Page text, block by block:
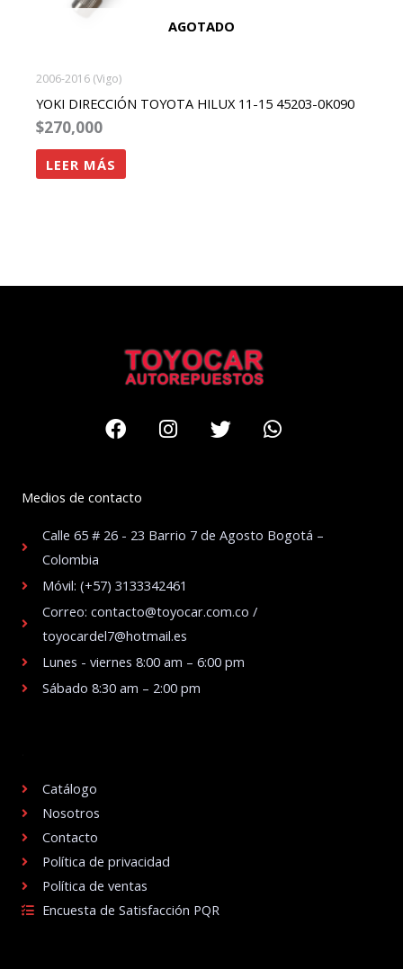
AGOTADO
2006-2016 (Vigo)
YOKI DIRECCIÓN TOYOTA HILUX 11-15 45203-0K090
$270,000
LEER MÁS
FacebookInstagram
TwitterWhatsapp
Medios de contacto
Calle 65 # 26 - 23 Barrio 7 de Agosto Bogotá –
Colombia
Móvil: (+57) 3133342461
Correo: contacto@toyocar.com.co /
toyocardel7@hotmail.es
Lunes - viernes 8:00 am – 6:00 pm
Sábado 8:30 am – 2:00 pm
Catálogo
Nosotros
Contacto
Política de privacidad
Política de ventas
Encuesta de Satisfacción PQR